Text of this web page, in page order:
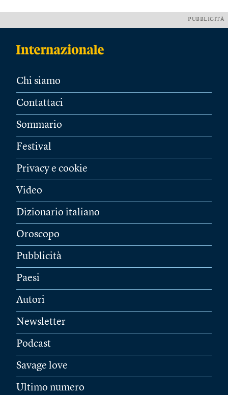
PUBBLICITÀ
Chi siamo
Contattaci
Sommario
Festival
Privacy e cookie
Video
Dizionario italiano
Oroscopo
Pubblicità
Paesi
Autori
Newsletter
Podcast
Savage love
Ultimo numero